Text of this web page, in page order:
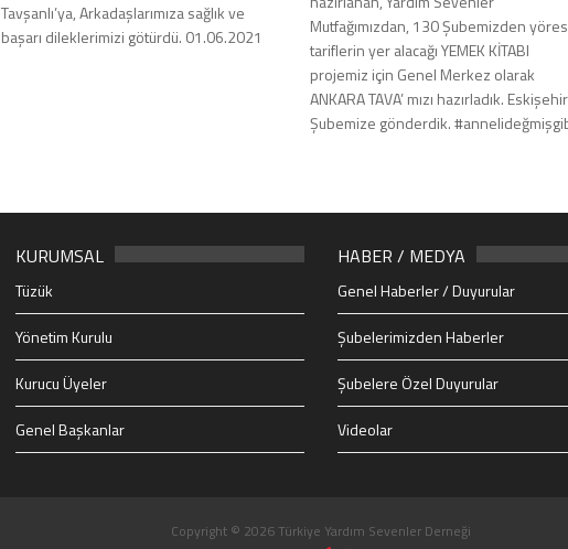
Tavşanlı’ya, Arkadaşlarımıza sağlık ve
başarı dileklerimizi götürdü. 01.06.2021
Mutfağımızdan, 130 Şubemizden
tariflerin yer alacağı YEMEK KİTABI
projemiz için Genel Merkez olarak
ANKARA TAVA’ mızı hazırladık. Eskişehir
Şubemize gönderdik.
KURUMSAL
Tüzük
Yönetim Kurulu
Kurucu Üyeler
Genel Başkanlar
HABER / MEDYA
Genel Haberler / Duyurular
Şubelerimizden Haberler
Şubelere Özel Duyurular
Videolar
Copyright © 2026 Türkiye Yardım Sevenler Derneği